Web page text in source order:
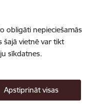
obligāti nepieciešamās
šajā vietnē var tikt
sīkdatnes.
Apstiprināt visas